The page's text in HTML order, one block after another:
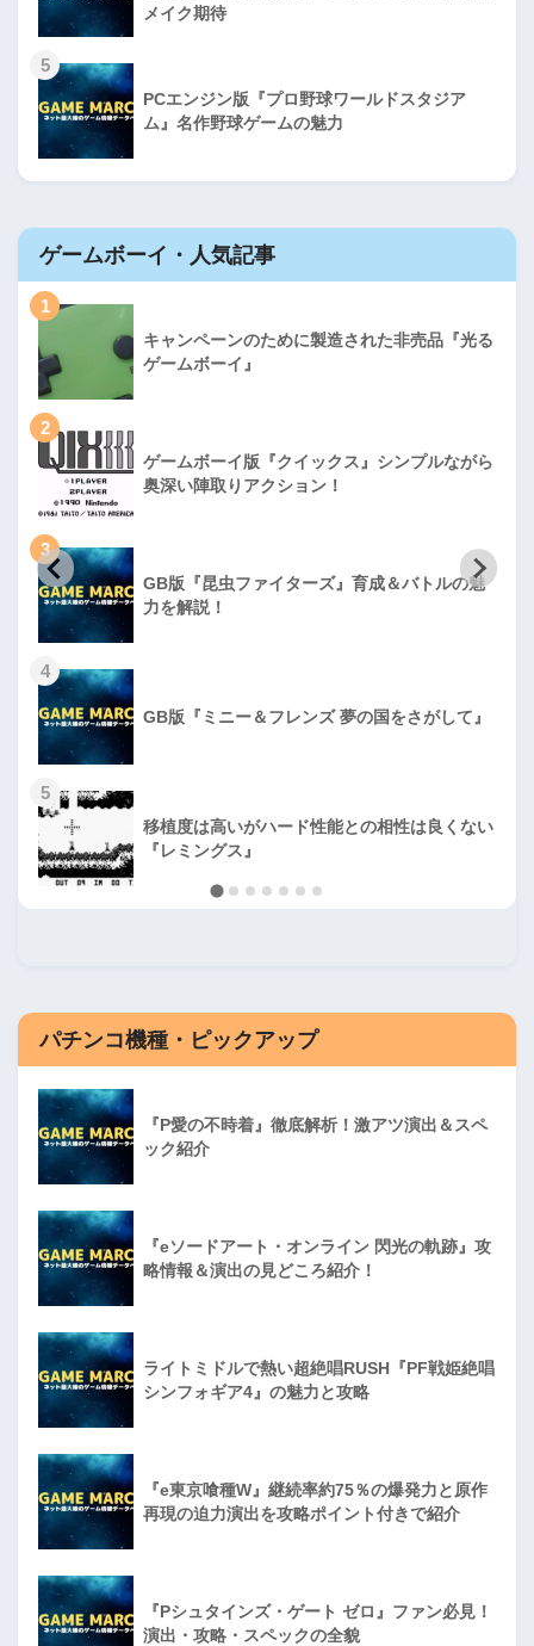
メイク期待
5
PCエンジン版『プロ野球ワールドスタジア
ム』名作野球ゲームの魅力
ゲームボーイ・人気記事
1
キャンペーンのために製造された非売品『光る
ゲームボーイ』
2
ゲームボーイ版『クイックス』シンプルながら
奥深い陣取りアクション！
3
GB版『昆虫ファイターズ』育成＆バトルの魅
力を解説！
4
GB版『ミニー＆フレンズ 夢の国をさがして』
5
移植度は高いがハード性能との相性は良くない
『レミングス』
パチンコ機種・ピックアップ
『P愛の不時着』徹底解析！激アツ演出＆スペ
ック紹介
『eソードアート・オンライン 閃光の軌跡』攻
略情報＆演出の見どころ紹介！
ライトミドルで熱い超絶唱RUSH『PF戦姫絶唱
シンフォギア4』の魅力と攻略
『e東京喰種W』継続率約75％の爆発力と原作
再現の迫力演出を攻略ポイント付きで紹介
『Pシュタインズ・ゲート ゼロ』ファン必見！
演出・攻略・スペックの全貌